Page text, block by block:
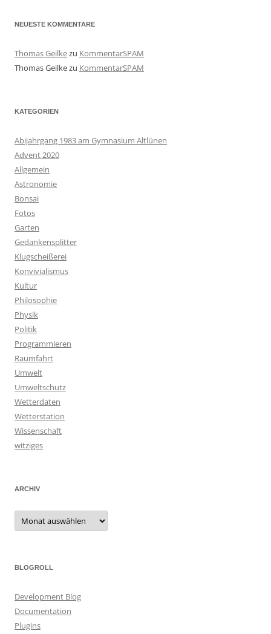
NEUESTE KOMMENTARE
Thomas Geilkezu KommentarSPAM
Thomas Geilkezu KommentarSPAM
KATEGORIEN
Abijahrgang 1983 am Gymnasium Altlünen
Advent 2020
Allgemein
Astronomie
Bonsai
Fotos
Garten
Gedankensplitter
Klugscheißerei
Konvivialismus
Kultur
Philosophie
Physik
Politik
Programmieren
Raumfahrt
Umwelt
Umweltschutz
Wetterdaten
Wetterstation
Wissenschaft
witziges
ARCHIV
Archiv
BLOGROLL
Development Blog
Documentation
Plugins